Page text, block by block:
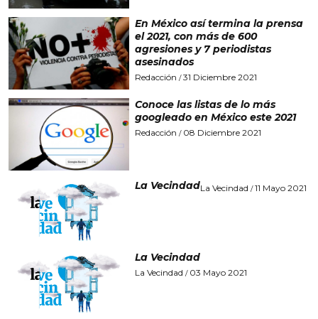
En México así termina la prensa
el 2021, con más de 600
agresiones y 7 periodistas
asesinados
Redacción /31 Diciembre 2021
Conoce las listas de lo más
googleado en México este 2021
Redacción / 08 Diciembre 2021
La VecindadLa Vecindad /11 Mayo 2021
La Vecindad
La Vecindad / 03 Mayo 2021